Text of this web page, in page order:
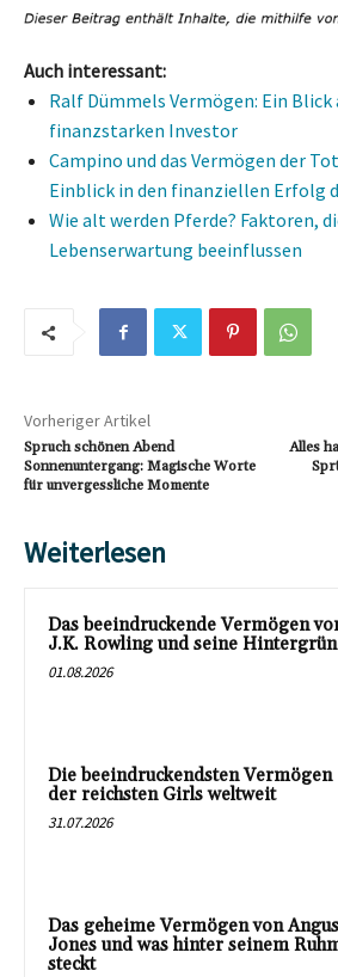
Auch interessant:
Ralf Dümmels Vermögen: Ein Blick
finanzstarken Investor
Campino und das Vermögen der
Einblick in den finanziellen Erfolg
Wie alt werden Pferde? Faktoren,
Lebenserwartung beeinflussen
Vorheriger Artikel
Spruch schönen Abend
Sonnenuntergang: Magische Worte
für unvergessliche Momente
Alles
Weiterlesen
Das beeindruckende Vermögen
J.K. Rowling und seine
01.08.2026
Die beeindruckendsten Vermögen
der reichsten Girls weltweit
31.07.2026
Das geheime Vermögen von
Jones und was hinter seinem
steckt